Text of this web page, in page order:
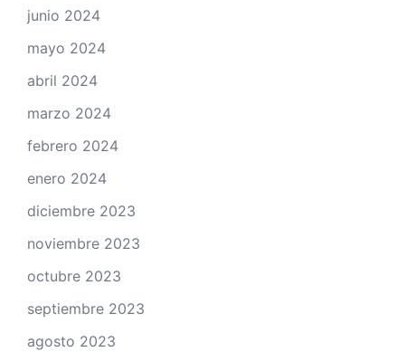
junio 2024
mayo 2024
abril 2024
marzo 2024
febrero 2024
enero 2024
diciembre 2023
noviembre 2023
octubre 2023
septiembre 2023
agosto 2023